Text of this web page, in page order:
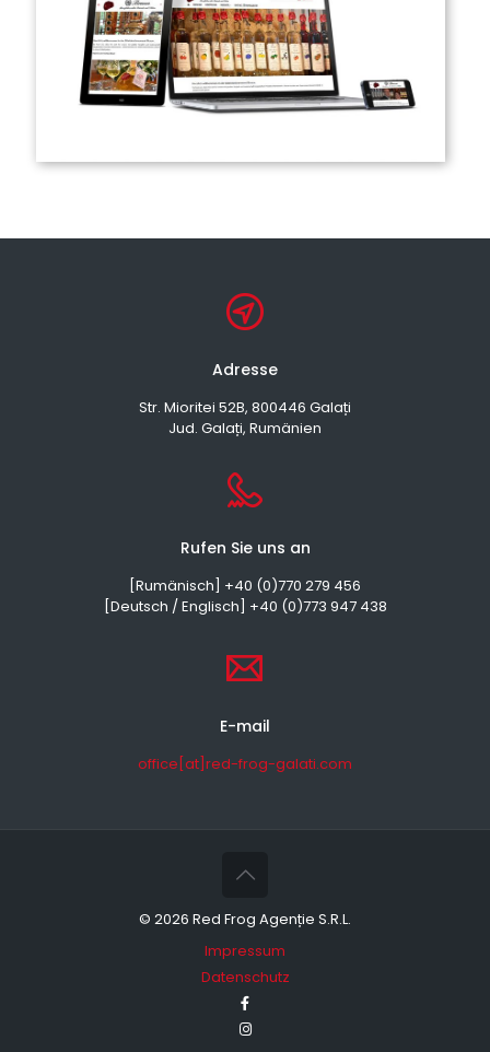
Adresse
Str. Mioritei 52B, 800446 Galați
Jud. Galați, Rumänien
Rufen Sie uns an
[Rumänisch] +40 (0)770 279 456
[Deutsch / Englisch] +40 (0)773 947 438
E-mail
office[at]red-frog-galati.com
© 2026 Red Frog Agenție S.R.L.
Impressum
Datenschutz